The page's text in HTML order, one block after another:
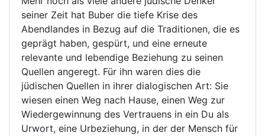
seiner Zeit hat Buber die tiefe Krise des
Abendlandes in Bezug auf die Traditionen, die es
geprägt haben, gespürt, und eine erneute
relevante und lebendige Beziehung zu seinen
Quellen angeregt. Für ihn waren dies die
jüdischen Quellen in ihrer dialogischen Art: Sie
wiesen einen Weg nach Hause, einen Weg zur
Wiedergewinnung des Vertrauens in ein Du als
Urwort, eine Urbeziehung, in der der Mensch für